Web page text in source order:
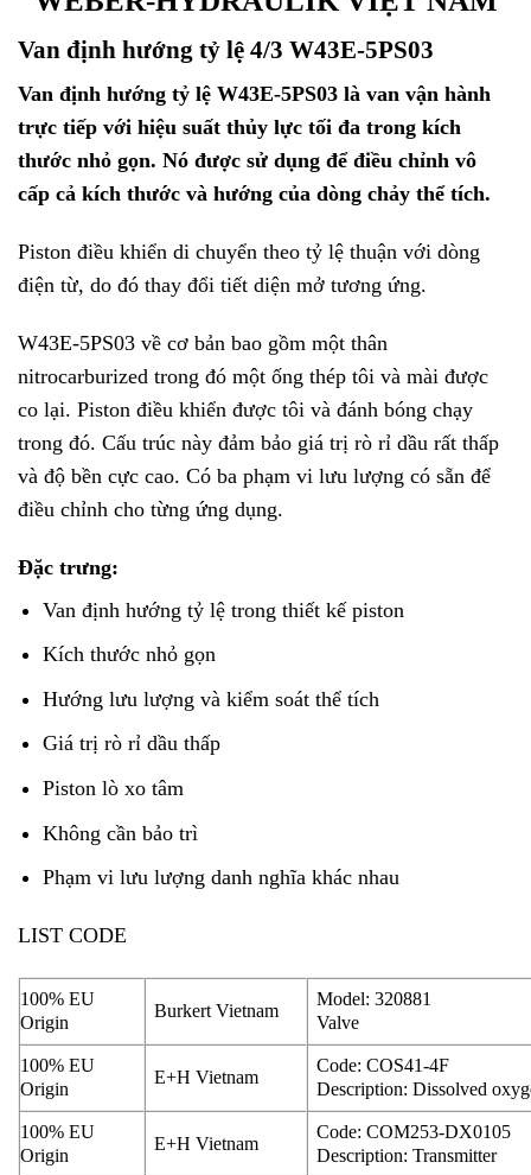
Van định hướng tỷ lệ 4/3 W43E-5PS03
Van định hướng tỷ lệ W43E-5PS03 là van vận hành
trực tiếp với hiệu suất thủy lực tối đa trong kích
thước nhỏ gọn. Nó được sử dụng để điều chỉnh vô
cấp cả kích thước và hướng của dòng chảy thể tích.
Piston điều khiển di chuyển theo tỷ lệ thuận với dòng
điện từ, do đó thay đổi tiết diện mở tương ứng.
W43E-5PS03 về cơ bản bao gồm một thân
nitrocarburized trong đó một ống thép tôi và mài được
co lại. Piston điều khiển được tôi và đánh bóng chạy
trong đó. Cấu trúc này đảm bảo giá trị rò rỉ dầu rất thấp
và độ bền cực cao. Có ba phạm vi lưu lượng có sẵn để
điều chỉnh cho từng ứng dụng.
Đặc trưng:
Van định hướng tỷ lệ trong thiết kế piston
Kích thước nhỏ gọn
Hướng lưu lượng và kiểm soát thể tích
Giá trị rò rỉ dầu thấp
Piston lò xo tâm
Không cần bảo trì
Phạm vi lưu lượng danh nghĩa khác nhau
LIST CODE
100% EU
Origin
Burkert Vietnam
Model: 320881
Valve
100% EU
Origin
E+H Vietnam
Code: COS41-4F
Description: Dissolved
100% EU
Origin
E+H Vietnam
Code: COM253-DX0105
Description: Transmitter